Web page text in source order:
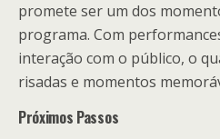
promete ser um dos
programa. Com
interação com o público, o
risadas e momentos
Próximos Passos